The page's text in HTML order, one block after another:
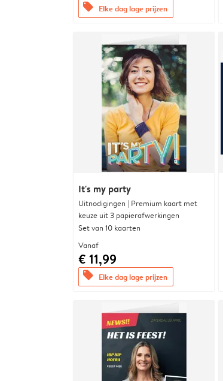
offers Elke dag lage prijzen
It's my party
Uitnodigingen | Premium kaart met
keuze uit 3 papierafwerkingen
Set van 10 kaarten
Vanaf
€ 11,99
offers Elke dag lage prijzen